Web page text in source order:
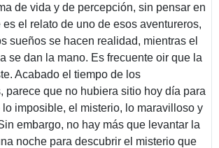
de vida y de percepción, sin pensar en
es el relato de uno de esos aventureros,
sueños se hacen realidad, mientras el
se dan la mano. Es frecuente oir que la
Acabado el tiempo de los
parece que no hubiera sitio hoy día para
imposible, el misterio, lo maravilloso y
embargo, no hay más que levantar la
noche para descubrir el misterio que